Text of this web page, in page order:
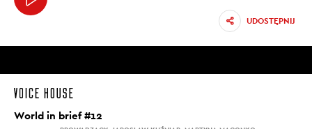
UDOSTĘPNIJ
World in brief #12